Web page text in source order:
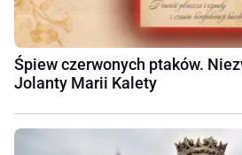
Śpiew czerwonych ptaków.
Jolanty Marii Kalety